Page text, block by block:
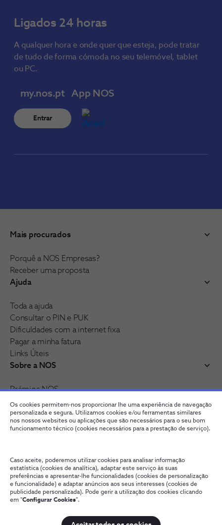
Os cookies permitem-nos proporcionar lhe uma experiência de navegação
personalizada e segura. Utilizamos cookies e/ou ferramentas similares
nos nossos websites ou aplicações que são necessários para o seu bom
funcionamento técnico (cookies necessários para a prestação de serviço).
Caso aceite, poderemos utilizar cookies para analisar informação
estatística (cookies de analítica), adaptar este serviço às suas
preferências e apresentar-lhe funcionalidades (cookies de personalização
e funcionalidade) e adaptar anúncios aos seus interesses (cookies de
publicidade personalizada). Pode gerir a utilização dos cookies clicando
em "Configurar Cookies".
Ligados 24 horas
A qualquer hora e onde quer que esteja, pode tratar
de tudo de forma cómoda no seu telemóvel, tablet
ou PC.
my.nos.pt
Entrar
App NOS
Mais procurados
Porquê a NOS Empresas?
Receber uma proposta
Ajuda
Toda a ajuda
Consultar o PIN e PUK
Dificuldades com a internet fixa
Pagar a minha fatura
Links Úteis
Sobre a NOS
Prémios NOS
Reconhecimentos e distinções
Junte-se à nossa rede
Qualidade de ServiçoWholesaleTermos e Condições